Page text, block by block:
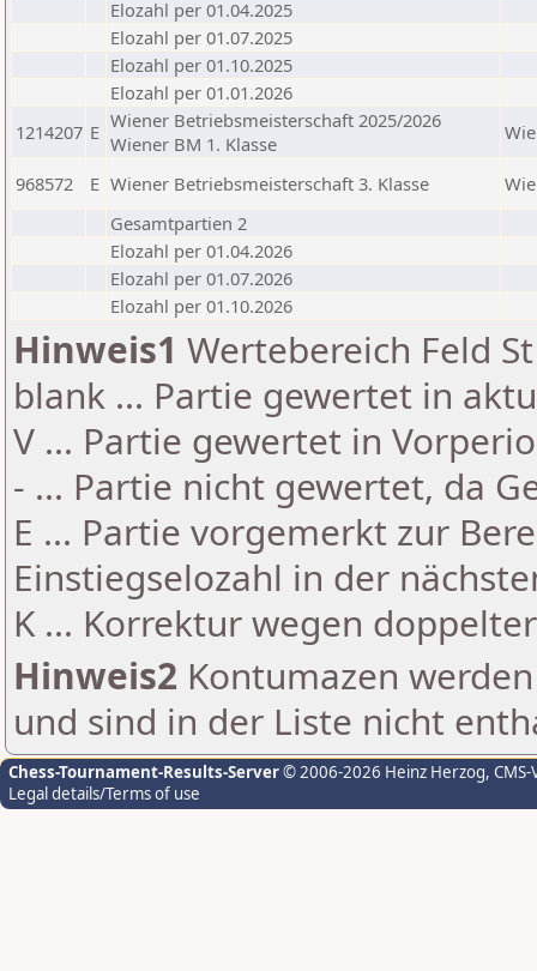
Elozahl per 01.04.2025
Elozahl per 01.07.2025
Elozahl per 01.10.2025
Elozahl per 01.01.2026
1214207 E Wiener Betriebsmeisterschaft 2025/2026
Wiener BM 1. Klasse
968572 E Wiener Betriebsmeisterschaft 3. Klasse
Gesamtpartien 2
Elozahl per 01.04.2026
Elozahl per 01.07.2026
Elozahl per 01.10.2026
Hinweis1 Wertebereich Feld
blank ... Partie gewertet in
V ... Partie gewertet in
- ... Partie nicht gewertet, da
E ... Partie vorgemerkt zur
Einstiegselozahl in der
K ... Korrektur wegen
Hinweis2 Kontumazen
und sind in der Liste nicht
Chess-Tournament-Results-Server© 2006-2026 Heinz Herzog,
Legal details/Terms of use